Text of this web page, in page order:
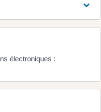
électroniques :